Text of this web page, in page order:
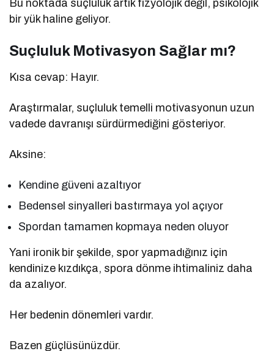
Bu noktada suçluluk artık fizyolojik değil, psikolojik
bir yük haline geliyor.
Suçluluk Motivasyon Sağlar mı?
Kısa cevap: Hayır.
Araştırmalar, suçluluk temelli motivasyonun uzun
vadede davranışı sürdürmediğini gösteriyor.
Aksine:
Kendine güveni azaltıyor
Bedensel sinyalleri bastırmaya yol açıyor
Spordan tamamen kopmaya neden oluyor
Yani ironik bir şekilde, spor yapmadığınız için
kendinize kızdıkça, spora dönme ihtimaliniz daha
da azalıyor.
Her bedenin dönemleri vardır.
Bazen güçlüsünüzdür.